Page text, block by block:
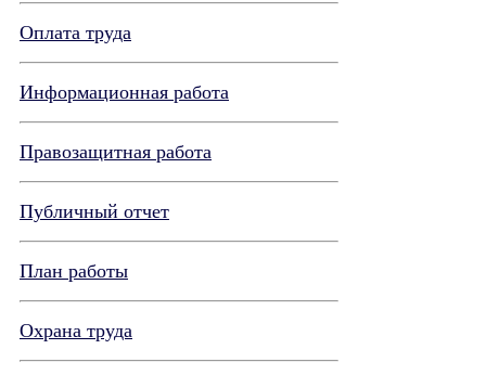
Оплата труда
Информационная работа
Правозащитная работа
Публичный отчет
План работы
Охрана труда